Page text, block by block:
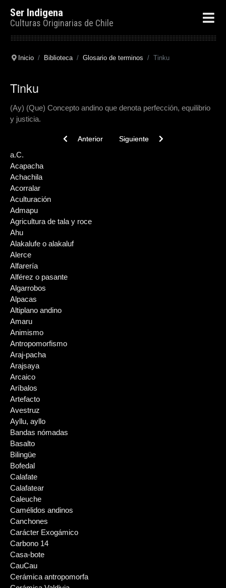
Ser Indigena
Culturas Originarias de Chile
Inicio Biblioteca Glosario de terminos Tinku
Tinku
(Ay) (Que) Concepto andino que denota perfección, equilibrio
y justicia.
Previous article: Tirúa
Anterior Next article: Teushkenk
Siguiente
a.C.
Acapacha
Achachila
Acorralar
Aculturación
Admapu
Agricultura de tala y roce
Ahu
Alakalufe o alakaluf
Alerce
Alfarería
Alférez o pasante
Algarrobos
Alpacas
Altiplano andino
Amaru
Animismo
Antropomorfismo
Araj-pacha
Arajsaya
Arcaico
Aríbalos
Artefacto
Avestruz
Ayllu, ayllo
Bandas nómadas
Basalto
Bilingüe
Bofedal
Calafate
Calafatear
Caleuche
Camélidos andinos
Canchones
Carácter Exogámico
Carbono 14
Casa-bote
CauCau
Cerámica antropomorfa